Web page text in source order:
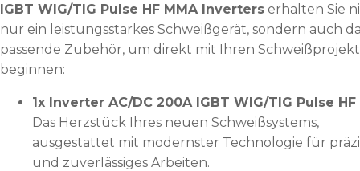
IGBT WIG/TIG Pulse HF MMA Inverters erhalten Sie
nur ein leistungsstarkes Schweißgerät, sondern auch
passende Zubehör, um direkt mit Ihren
beginnen:
1x Inverter AC/DC 200A IGBT WIG/TIG Pulse HF
Das Herzstück Ihres neuen Schweißsystems,
ausgestattet mit modernster Technologie für
und zuverlässiges Arbeiten.